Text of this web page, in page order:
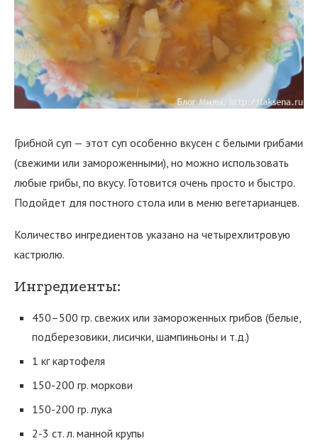
Грибной суп — этот суп особенно вкусен с белыми грибами
(свежими или замороженными), но можно использовать
любые грибы, по вкусу. Готовится очень просто и быстро.
Подойдет для постного стола или в меню вегетарианцев.
Количество ингредиентов указано на четырехлитровую
кастрюлю.
Ингредиенты:
450–500 гр. свежих или замороженных грибов (белые,
подберезовики, лисички, шампиньоны и т.д.)
1 кг картофеля
150-200 гр. моркови
150-200 гр. лука
2-3 ст. л. манной крупы